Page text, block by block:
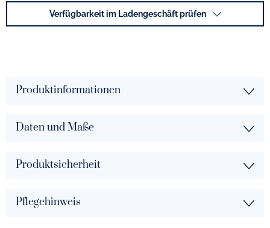
Verfügbarkeit im Ladengeschäft prüfen
Produktinformationen
Daten und Maße
Produktsicherheit
Pflegehinweis